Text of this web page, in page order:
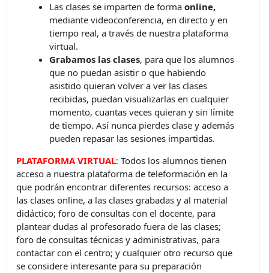
Las clases se imparten de formaonline,
mediante videoconferencia, en directo y en
tiempo real, a través de nuestra plataforma
virtual.
Grabamos las clases, para que los alumnos
que no puedan asistir o que habiendo
asistido quieran volver a ver las clases
recibidas, puedan visualizarlas en cualquier
momento, cuantas veces quieran y sin límite
de tiempo. Así nunca pierdes clase y además
pueden repasar las sesiones impartidas.
PLATAFORMA VIRTUAL:Todos los alumnos tienen
acceso a nuestra plataforma de teleformación en la
que podrán encontrar diferentes recursos: acceso a
las clases online, a las clases grabadas y al material
didáctico; foro de consultas con el docente, para
plantear dudas al profesorado fuera de las clases;
foro de consultas técnicas y administrativas, para
contactar con el centro; y cualquier otro recurso que
se considere interesante para su preparación